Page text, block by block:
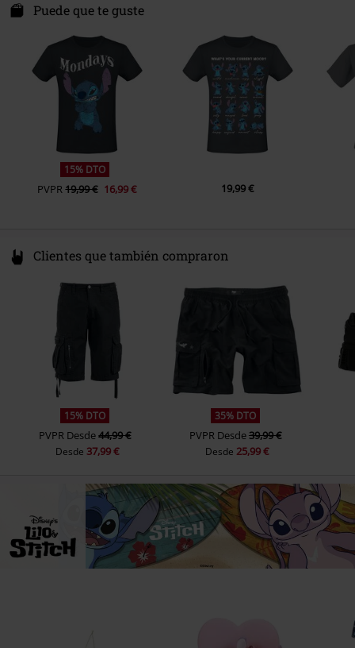
Sexo
Color
Camiseta sencilla
- Lightweight
Castricummerwerf 45
Netherlands
info@heroesinc.eu
Puede que te guste
15% DTO
PVPR19,99 € 16,99 € 19,99 €
Clientes que también compraron
15% DTO
PVPR Desde44,99 €
Desde 37,99 €
35% DTO
PVPR Desde39,99 €
Desde 25,99 €